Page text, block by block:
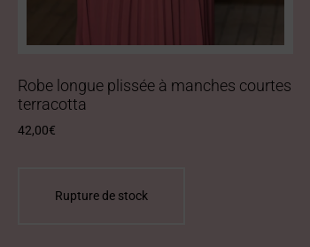
Robe longue plissée à manches courtes
terracotta
42,00€